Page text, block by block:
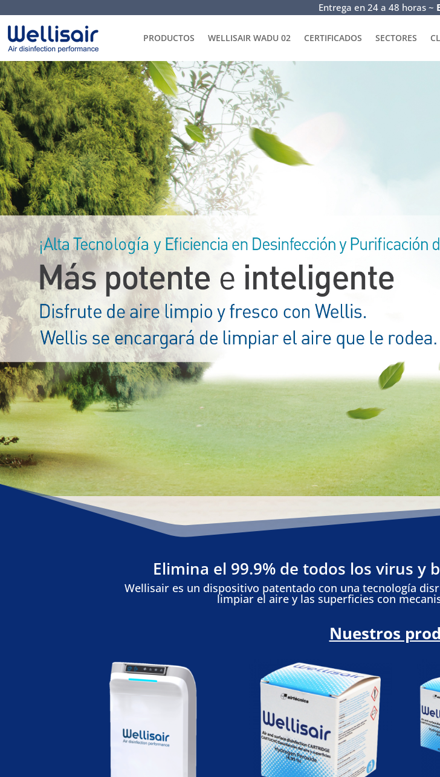
Entrega en 24 a 48 horas ~
PRODUCTOS WELLISAIR WADU 02 CERTIFICADOS SECTORES
Elimina el 99.9% de todos los virus y
Wellisair es un dispositivo patentado con una tecnología
limpiar el aire y las superficies con
Nuestros